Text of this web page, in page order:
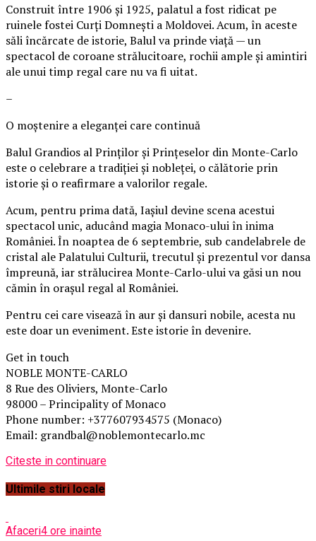
Construit între 1906 și 1925, palatul a fost ridicat pe
ruinele fostei Curți Domnești a Moldovei. Acum, în aceste
săli încărcate de istorie, Balul va prinde viață — un
spectacol de coroane strălucitoare, rochii ample și amintiri
ale unui timp regal care nu va fi uitat.
–
O moștenire a eleganței care continuă
Balul Grandios al Prinților și Prințeselor din Monte-Carlo
este o celebrare a tradiției și nobleței, o călătorie prin
istorie și o reafirmare a valorilor regale.
Acum, pentru prima dată, Iașiul devine scena acestui
spectacol unic, aducând magia Monaco-ului în inima
României. În noaptea de 6 septembrie, sub candelabrele de
cristal ale Palatului Culturii, trecutul și prezentul vor dansa
împreună, iar strălucirea Monte-Carlo-ului va găsi un nou
cămin în orașul regal al României.
Pentru cei care visează în aur și dansuri nobile, acesta nu
este doar un eveniment. Este istorie în devenire.
Get in touch
NOBLE MONTE-CARLO
8 Rue des Oliviers, Monte-Carlo
98000 – Principality of Monaco
Phone number: +377607934575 (Monaco)
Email: grandbal@noblemontecarlo.mc
Citeste in continuare
Ultimile stiri locale
Afaceri4 ore inainte